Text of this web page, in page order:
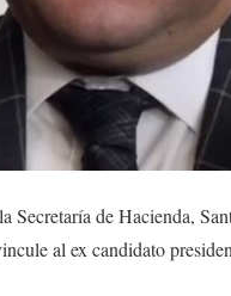
de Hacienda,
al ex candidato